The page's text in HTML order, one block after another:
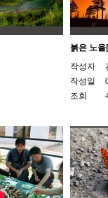
붉은 노
작성자
작성일
조회